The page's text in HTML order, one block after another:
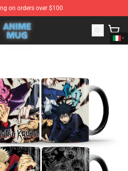
on orders over $100
Best Store of Anime Mug